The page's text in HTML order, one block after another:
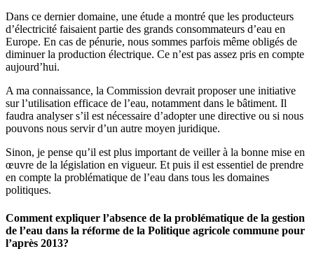
Dans ce dernier domaine, une étude a montré que les producteurs
d’électricité faisaient partie des grands consommateurs d’eau en
Europe. En cas de pénurie, nous sommes parfois même obligés de
diminuer la production électrique. Ce n’est pas assez pris en compte
aujourd’hui.
A ma connaissance, la Commission devrait proposer une initiative
sur l’utilisation efficace de l’eau, notamment dans le bâtiment. Il
faudra analyser s’il est nécessaire d’adopter une directive ou si nous
pouvons nous servir d’un autre moyen juridique.
Sinon, je pense qu’il est plus important de veiller à la bonne mise en
œuvre de la législation en vigueur. Et puis il est essentiel de prendre
en compte la problématique de l’eau dans tous les domaines
politiques.
Comment expliquer l’absence de la problématique de la gestion
de l’eau dans la réforme de la Politique agricole commune pour
l’après 2013?